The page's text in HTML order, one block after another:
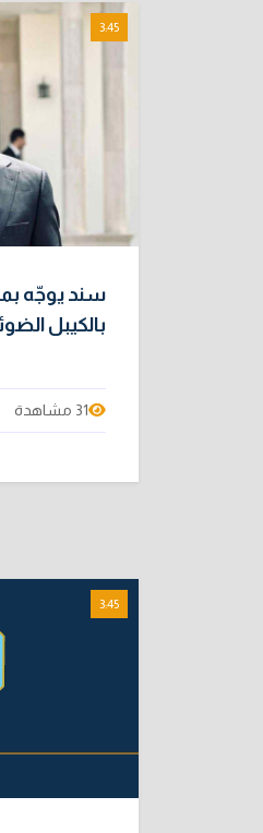
3:45
بالكيبل
31 مشاهدة
3:45